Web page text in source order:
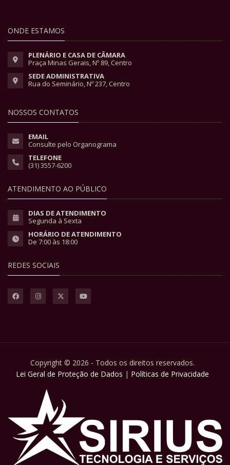
ONDE ESTAMOS
PLENÁRIO E CASA DE CÂMARA
Praça Minas Gerais, Nº 89, Centro
SEDE ADMINISTRATIVA
Rua do Seminário, Nº 237, Centro
NOSSOS CONTATOS
EMAIL
Consulte pelo Organograma
TELEFONE
(31) 3557-6200
ATENDIMENTO AO PÚBLICO
DIAS DE ATENDIMENTO
Segunda à Sexta
HORÁRIO DE ATENDIMENTO
De 7:00 às 18:00
REDES SOCIAIS
Copyright © 2026 - Todos os direitos reservados.
Lei Geral de Proteção de Dados | Políticas de Privacidade